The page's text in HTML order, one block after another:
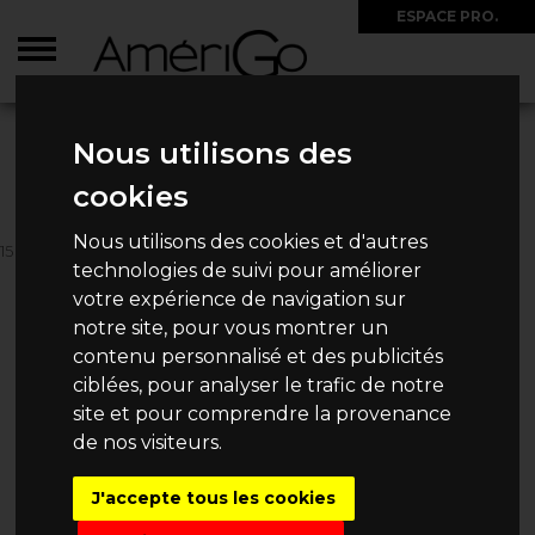
Nous utilisons des
cookies
Nous utilisons des cookies et d'autres
technologies de suivi pour améliorer
votre expérience de navigation sur
notre site, pour vous montrer un
contenu personnalisé et des publicités
ciblées, pour analyser le trafic de notre
site et pour comprendre la provenance
de nos visiteurs.
J'accepte tous les cookies
ESPACE PRO.
AUTOTOUR COWBOY VIBES
15 JOURS / 13 NUITS
Dès2 840€/ Personne
DEMANDE DE DEVIS
AUTRESCIRCUITS